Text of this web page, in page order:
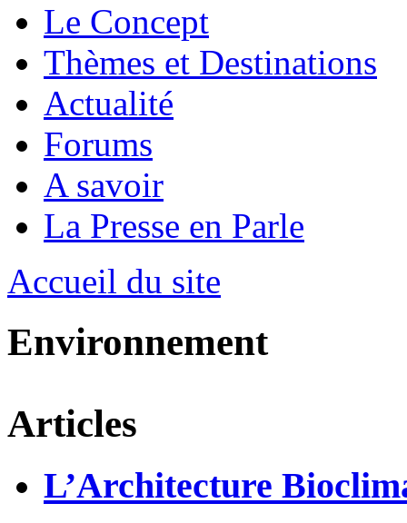
Le Concept
Thèmes et Destinations
Actualité
Forums
A savoir
La Presse en Parle
Accueil du site
Environnement
Articles
L’Architecture